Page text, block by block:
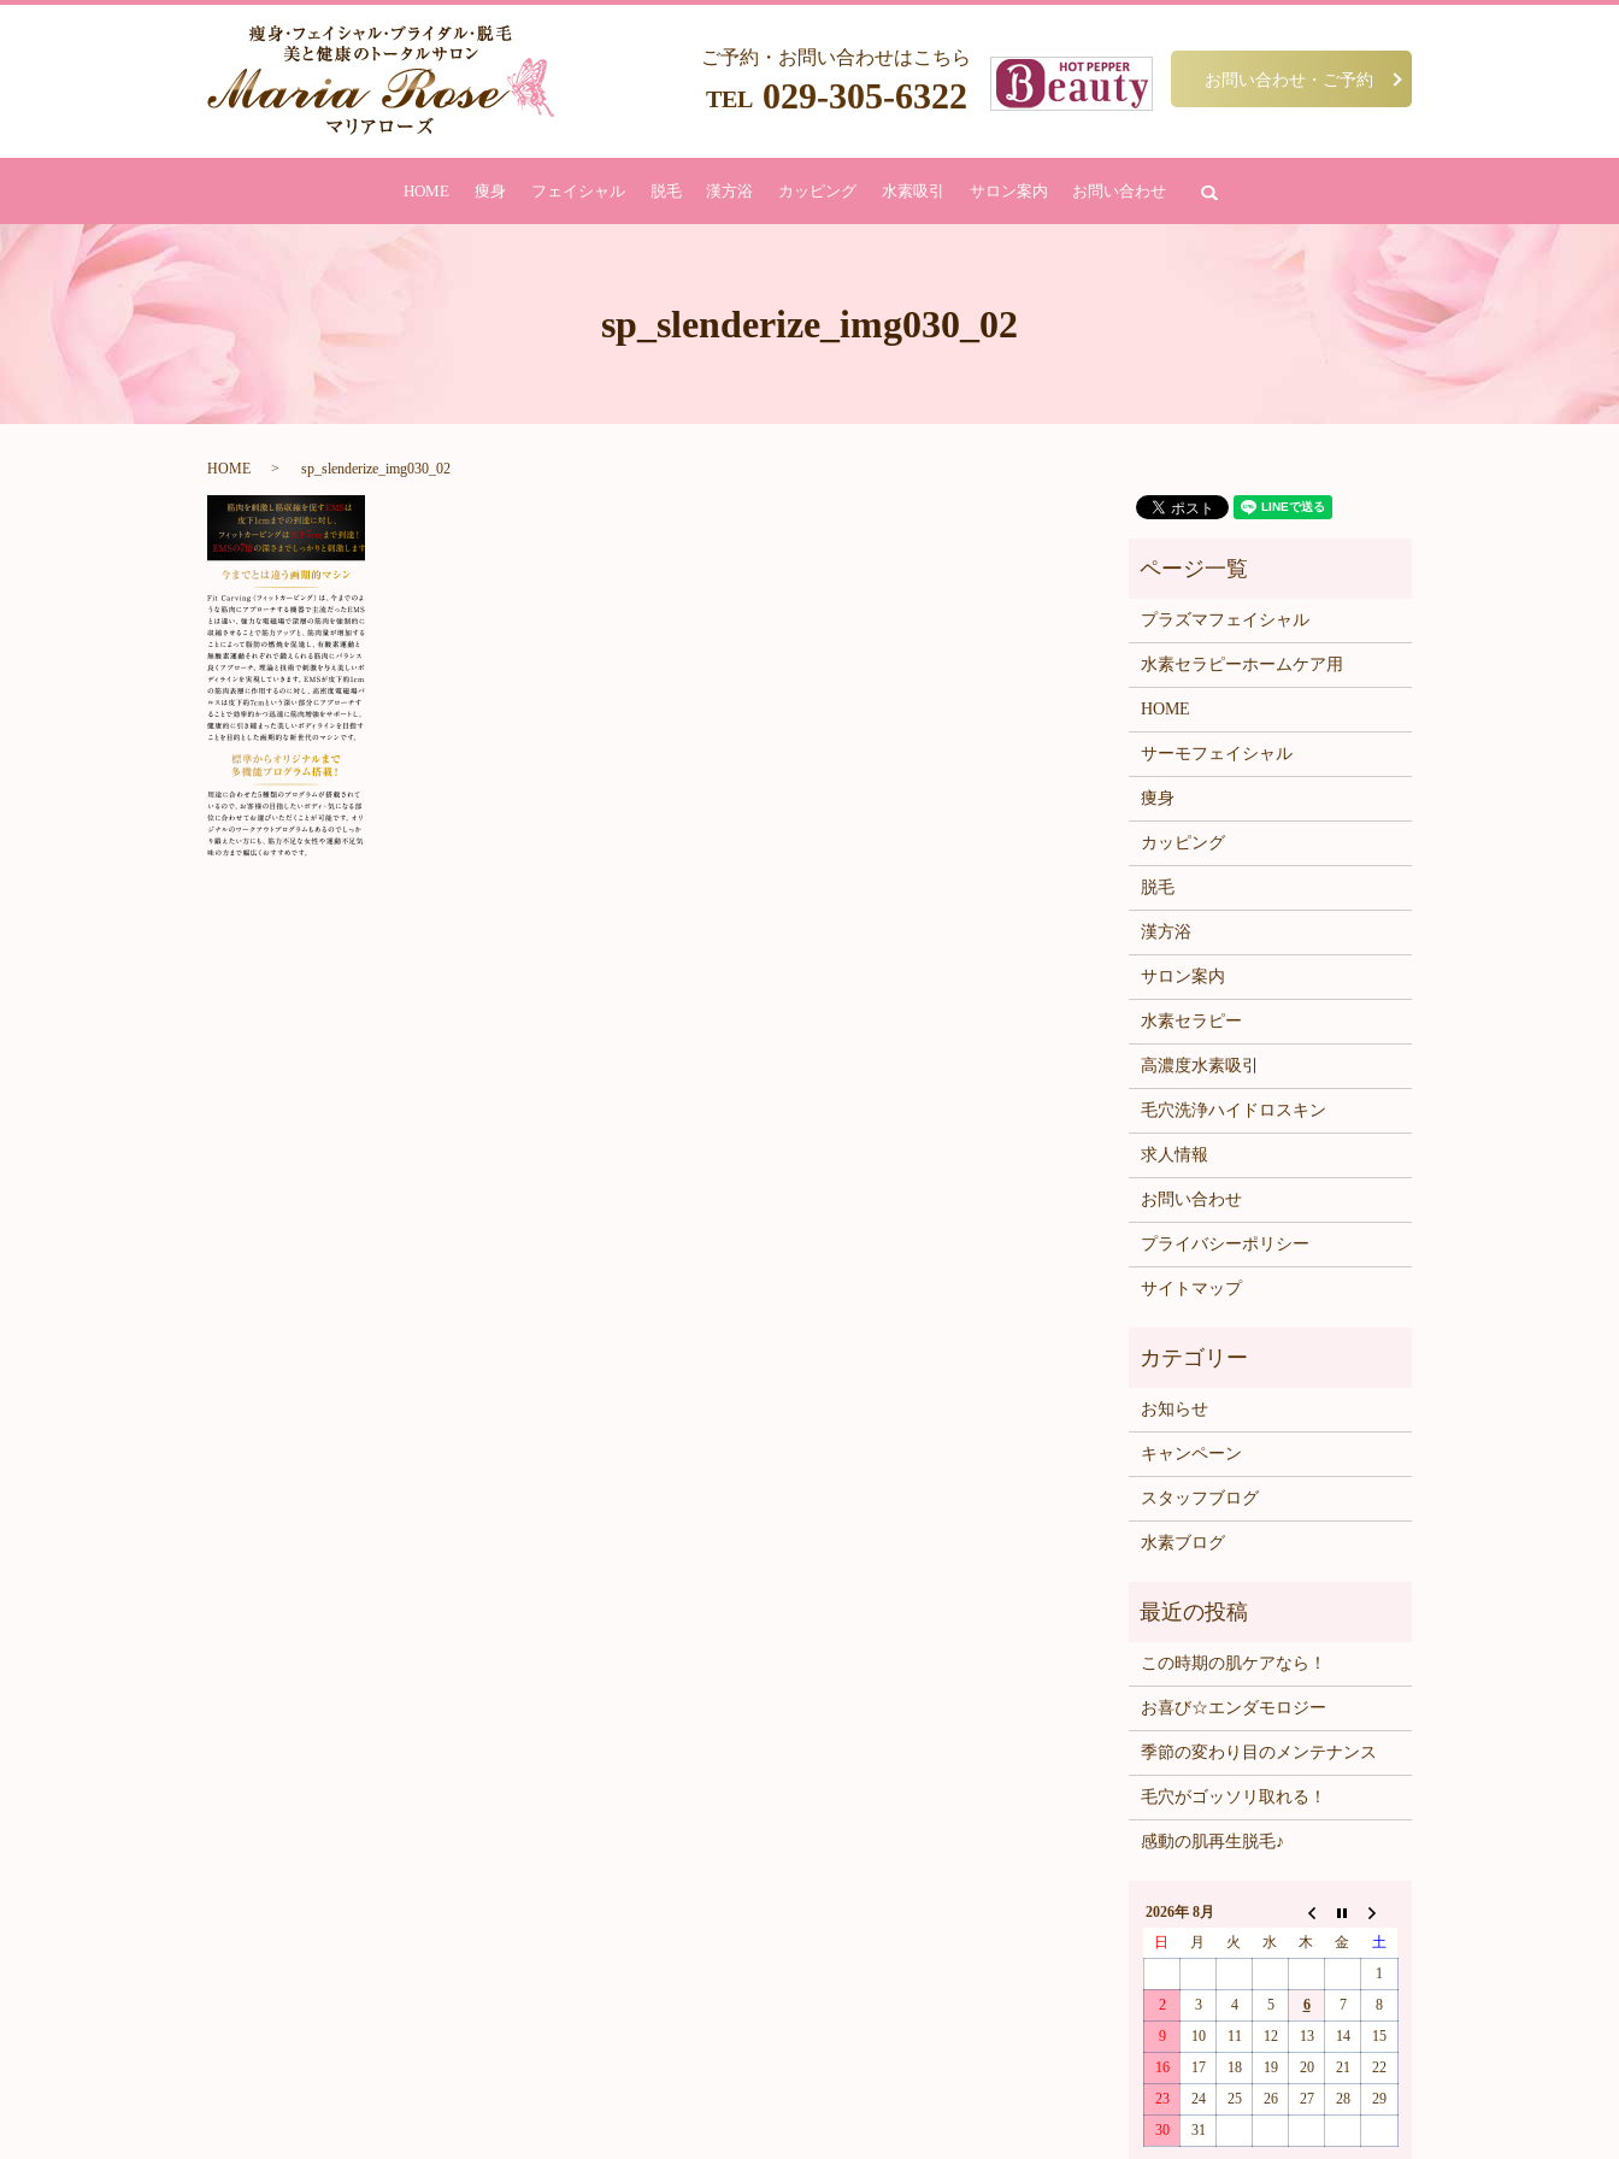
ご予約・お問い合わせはこちら
TEL029-305-6322 お問い合わせ・ご予約
HOME 痩身 フェイシャル 脱毛 漢方浴 カッピング 水素吸引 サロン案内 お問い合わせ
sp_slenderize_img030_02
HOME sp_slenderize_img030_02
プラズマフェイシャル
水素セラピーホームケア用
HOME
サーモフェイシャル
痩身
カッピング
脱毛
漢方浴
サロン案内
水素セラピー
高濃度水素吸引
毛穴洗浄ハイドロスキン
求人情報
お問い合わせ
プライバシーポリシー
サイトマップ
お知らせ
キャンペーン
スタッフブログ
水素ブログ
この時期の肌ケアなら！
お喜び☆エンダモロジー
季節の変わり目のメンテナンス
毛穴がゴッソリ取れる！
感動の肌再生脱毛♪
2026年 8月
日
月 火 水 木 金
土
1
2
3 4 5 6 7
8
9
10 11 12 13 14
15
16
17 18 19 20 21
22
23
24 25 26 27 28
29
30
31